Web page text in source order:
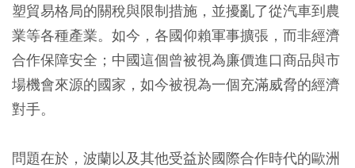
塑貿易格局的關稅與限制措施，並擾亂了從汽車到農
業等各種產業。如今，各國仰賴軍事擴張，而非經濟
合作保障安全；中國這個曾被視為廉價進口商品與市
場機會來源的國家，如今被視為一個充滿威脅的經濟
對手。
問題在於，波蘭以及其他受益於國際合作時代的歐洲